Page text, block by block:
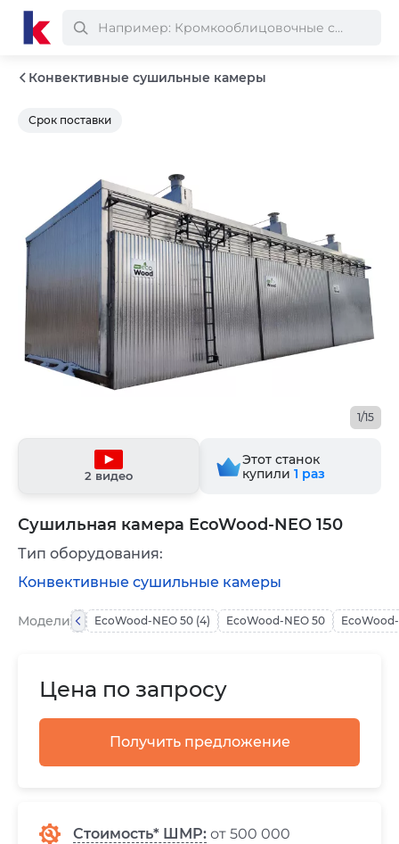
Конвективные сушильные камеры
Срок поставки
Сушильная камера EcoWood-NEO 150
1/15
2 видео
Этот станок
купили 1 раз
Цена по запросу
Получить предложение
Стоимость* ШМР: от 500 000
Модели EcoWood-NEO 50 (4) EcoWood-NEO 50
Тип оборудования:
Конвективные сушильные камеры